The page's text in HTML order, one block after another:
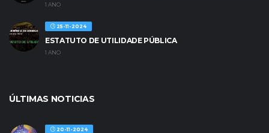
1 ANO
25-11-2024
ESTATUTO DE UTILIDADE PÚBLICA
1 ANO
ÚLTIMAS NOTICIAS
20-11-2024